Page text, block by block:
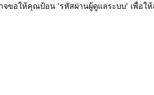
ขอให้คุณป้อน 'รหัสผ่านผู้ดูแลระบบ' เพื่อให้